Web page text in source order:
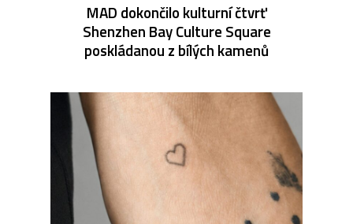
MAD dokončilo kulturní čtvrť
Shenzhen Bay Culture Square
poskládanou z bílých kamenů